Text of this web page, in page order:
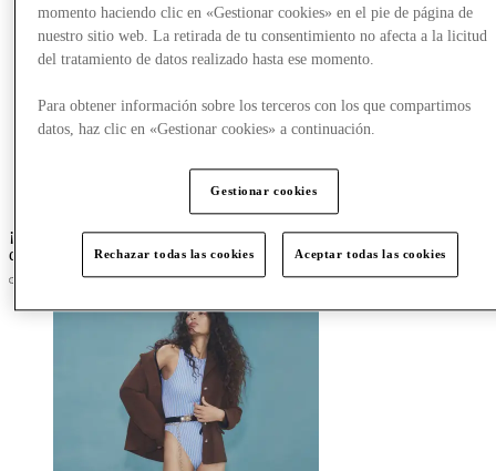
Tiendas
Ofertas
Planifica tu visita
¿Qué pasa?
Servicios
Tarjetas regalo
¡Crazy Days, acceso anticipado el 25 de marzo para los miembros
del Club!
Únete ahora
momento haciendo clic en «Gestionar cookies» en el pie de página de
nuestro sitio web. La retirada de tu consentimiento no afecta a la licitud
del tratamiento de datos realizado hasta ese momento.
Para obtener información sobre los terceros con los que compartimos
datos, haz clic en «Gestionar cookies» a continuación.
Gestionar cookies
Rechazar todas las cookies Aceptar todas las cookies